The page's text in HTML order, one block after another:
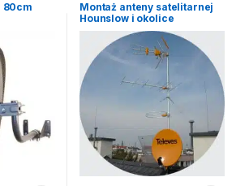
80cm
Montaż anteny satelitarnej
Hounslow i okolice